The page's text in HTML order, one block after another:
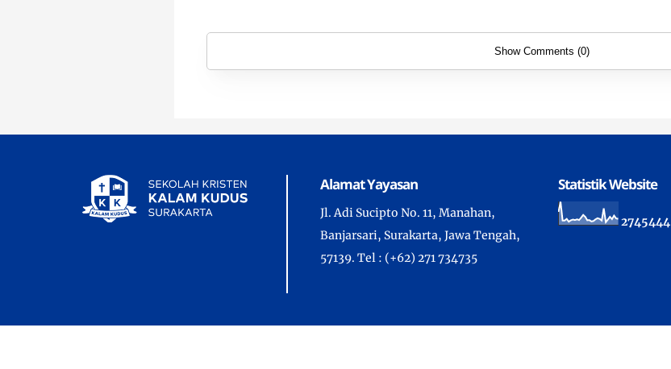
Show Comments (0)
Alamat Yayasan
Jl. Adi Sucipto No. 11, Manahan,
Banjarsari, Surakarta, Jawa Tengah,
57139. Tel : (+62) 271 734735
Statistik Website
2745444